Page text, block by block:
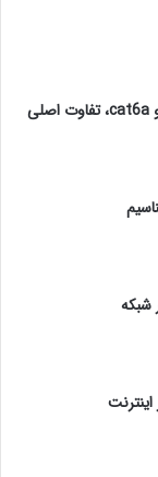
مقایسه دو کابل شبکه cat6 و cat6a، تفاوت اصلی
شبکه